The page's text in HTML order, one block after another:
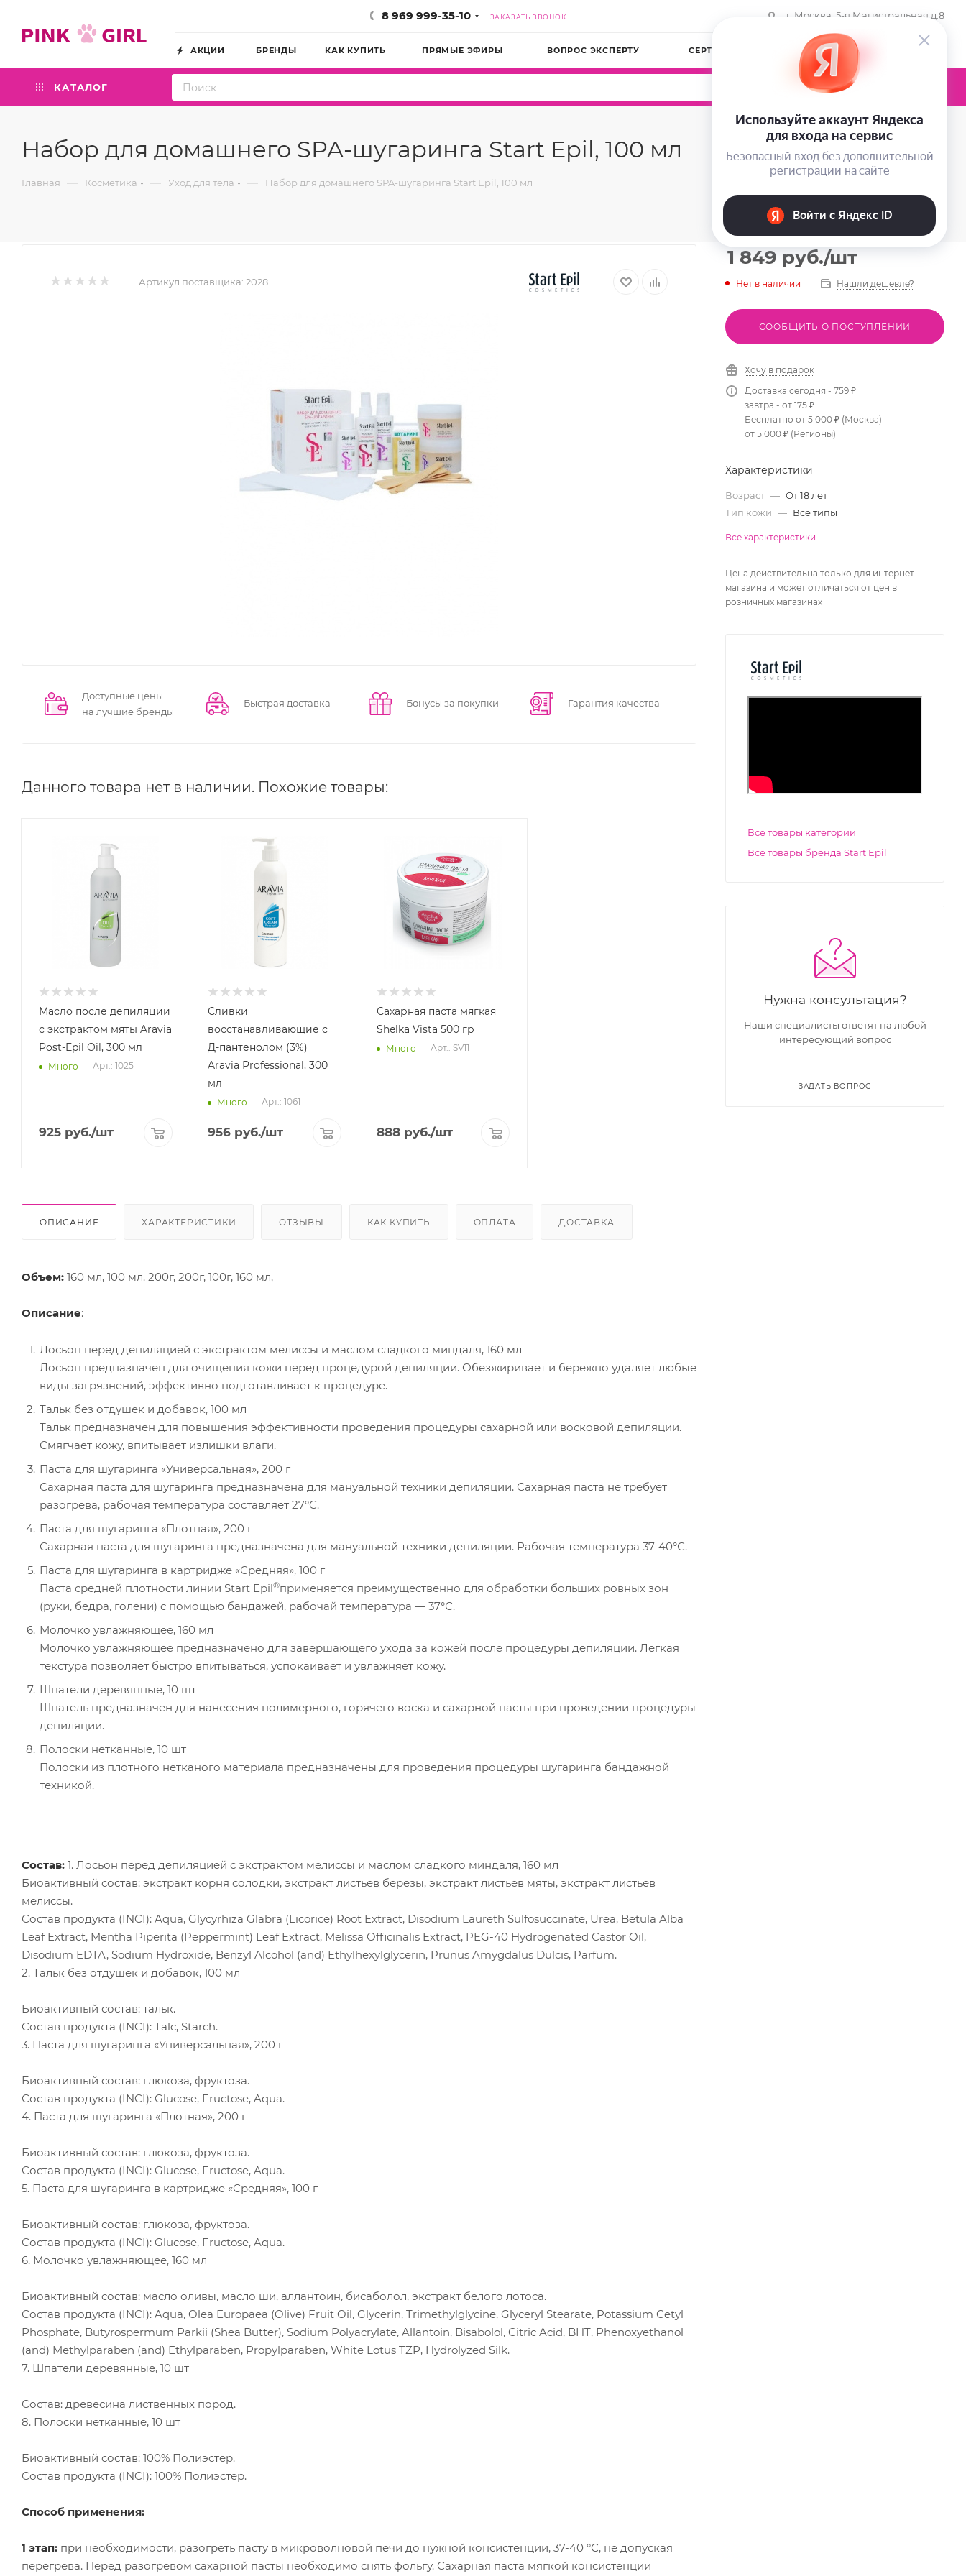
8 969 999-35-10 ЗАКАЗАТЬ ЗВОНОК г. Москва, 5-я Магистральная д.8
АКЦИИ БРЕНДЫ КАК КУПИТЬ ПРЯМЫЕ ЭФИРЫ ВОПРОС ЭКСПЕРТУ СЕРТИФИКАТЫ КОМПАНИЯ
КАТАЛОГ 0
Набор для домашнего SPA-шугаринга Start Epil, 100 мл
Главная — Косметика — Уход для тела — Набор для домашнего SPA-шугаринга Start Epil, 100 мл
Артикул поставщика: 2028
Доступные цены
на лучшие бренды
Быстрая доставка Бонусы за покупки Гарантия качества
Данного товара нет в наличии. Похожие товары:
Масло после депиляции
с экстрактом мяты Aravia
Post-Epil Oil, 300 мл
Много Арт.: 1025
925 руб./шт
Сливки
восстанавливающие с
Д-пантенолом (3%)
Aravia Professional, 300
мл
Много Арт.: 1061
956руб./шт
Сахарная паста мягкая
Shelka Vista 500 гр
Много Арт.: SV11
888руб./шт
ОПИСАНИЕ ХАРАКТЕРИСТИКИ ОТЗЫВЫ КАК КУПИТЬ ОПЛАТА ДОСТАВКА
Объем: 160 мл, 100 мл. 200г, 200г, 100г, 160 мл,
Описание:
Лосьон перед депиляцией с экстрактом мелиссы и маслом сладкого миндаля, 160 мл
Лосьон предназначен для очищения кожи перед процедурой депиляции. Обезжиривает и бережно удаляет любые
виды загрязнений, эффективно подготавливает к процедуре.
Тальк без отдушек и добавок, 100 мл
Тальк предназначен для повышения эффективности проведения процедуры сахарной или восковой депиляции.
Смягчает кожу, впитывает излишки влаги.
Паста для шугаринга «Универсальная», 200 г
Сахарная паста для шугаринга предназначена для мануальной техники депиляции. Сахарная паста не требует
разогрева, рабочая температура составляет 27°С.
Паста для шугаринга «Плотная», 200 г
Сахарная паста для шугаринга предназначена для мануальной техники депиляции. Рабочая температура 37-40°С.
Паста для шугаринга в картридже «Средняя», 100 г
Паста средней плотности линии Start Epil®применяется преимущественно для обработки больших ровных зон
(руки, бедра, голени) с помощью бандажей, рабочай температура — 37°С.
Молочко увлажняющее, 160 мл
Молочко увлажняющее предназначено для завершающего ухода за кожей после процедуры депиляции. Легкая
текстура позволяет быстро впитываться, успокаивает и увлажняет кожу.
Шпатели деревянные, 10 шт
Шпатель предназначен для нанесения полимерного, горячего воска и сахарной пасты при проведении процедуры
депиляции.
Полоски нетканные, 10 шт
Полоски из плотного нетканого материала предназначены для проведения процедуры шугаринга бандажной
техникой.
Состав: 1. Лосьон перед депиляцией с экстрактом мелиссы и маслом сладкого миндаля, 160 мл
Биоактивный состав: экстракт корня солодки, экстракт листьев березы, экстракт листьев мяты, экстракт листьев
мелиссы.
Состав продукта (INCI): Aqua, Glycyrhiza Glabra (Licorice) Root Extract, Disodium Laureth Sulfosuccinate, Urea, Betula Alba
Leaf Extract, Mentha Piperita (Peppermint) Leaf Extract, Melissa Officinalis Extract, PEG-40 Hydrogenated Castor Oil,
Disodium EDTA, Sodium Hydroxide, Benzyl Alcohol (and) Ethylhexylglycerin, Prunus Amygdalus Dulcis, Parfum.
2. Тальк без отдушек и добавок, 100 мл
Биоактивный состав: тальк.
Состав продукта (INCI): Talc, Starch.
3. Паста для шугаринга «Универсальная», 200 г
Биоактивный состав: глюкоза, фруктоза.
Состав продукта (INCI): Glucose, Fructose, Aqua.
4. Паста для шугаринга «Плотная», 200 г
Биоактивный состав: глюкоза, фруктоза.
Состав продукта (INCI): Glucose, Fructose, Aqua.
5. Паста для шугаринга в картридже «Средняя», 100 г
Биоактивный состав: глюкоза, фруктоза.
Состав продукта (INCI): Glucose, Fructose, Aqua.
6. Молочко увлажняющее, 160 мл
Биоактивный состав: масло оливы, масло ши, аллантоин, бисаболол, экстракт белого лотоса.
Состав продукта (INCI): Aqua, Olea Europaea (Olive) Fruit Oil, Glycerin, Trimethylglycine, Glyceryl Stearate, Potassium Cetyl
Phosphate, Butyrospermum Parkii (Shea Butter), Sodium Polyacrylate, Allantoin, Bisabolol, Citric Acid, BHT, Phenoxyethanol
(and) Methylparaben (and) Ethylparaben, Propylparaben, White Lotus TZP, Hydrolyzed Silk.
7. Шпатели деревянные, 10 шт
Состав: древесина лиственных пород.
8. Полоски нетканные, 10 шт
Биоактивный состав: 100% Полиэстер.
Состав продукта (INCI): 100% Полиэстер.
Способ применения:
1 этап: при необходимости, разогреть пасту в микроволновой печи до нужной консистенции, 37-40 °С, не допуская
перегрева. Перед разогревом сахарной пасты необходимо снять фольгу. Сахарная паста мягкой консистенции
1 849 руб./шт
Нет в наличии Нашли дешевле?
СООБЩИТЬ О ПОСТУПЛЕНИИ
Хочу в подарок
Доставка сегодня - 759 ₽
завтра - от 175 ₽
Бесплатно от 5 000 ₽ (Москва)
от 5 000 ₽ (Регионы)
Характеристики
Возраст — От 18 лет
Тип кожи — Все типы
Все характеристики
Цена действительна только для интернет-
магазина и может отличаться от цен в
розничных магазинах
Все товары категории
Все товары бренда Start Epil
Нужна консультация?
Наши специалисты ответят на любой
интересующий вопрос
ЗАДАТЬ ВОПРОС